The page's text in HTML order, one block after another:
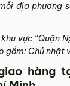
địa phương
vực “Quận
gồm: Chủ nhật
hàng